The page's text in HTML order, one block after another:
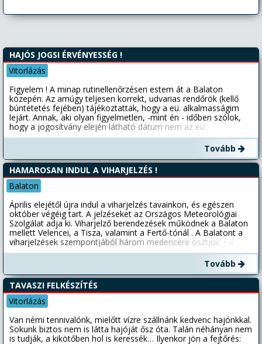
HAJÓS JOGSI ÉRVÉNYESSÉG !
Vitorlázás
Figyelem ! A minap rutinellenőrzésen estem át a Balaton
közepén. Az amúgy teljesen korrekt, udvarias rendőrök (kellő
búntetetés fejében) tájékoztattak, hogy a eü. alkalmasságim
lejárt. Annak, aki olyan figyelmetlen, -mint én - időben szólok,
hogy a jogosítvány elején látható dátum nem az eü
alkalmasság lejárata!!!! jó szelet Bandesz
Tovább
HAMAROSAN INDUL A VIHARJELZÉS !
Balaton
Április elejétől újra indul a viharjelzés tavainkon, és egészen
október végéig tart. A jelzéseket az Országos Meteorológiai
Szolgálat adja ki. Viharjelző berendezések működnek a Balaton
mellett Velencei, a Tisza, valamint a Fertő-tónál . A Balatont a
viharjelzések szempontjából három medencére osztjuk: • a
Tihanyi-félszigettől keletre lévő keleti medencére. • a Fonyód és
Tihany közötti középső medencére és • a Keszthelytől a
Badacsony-Fonyód szorosig tartó nyugati medencére, A
viharjelzés fokozatai medencénként eltérő is lehet a Balatonon.
A többi tó esetében csak egy vihar jelzés lehet érvényben. • I.
fokú viharjelzés – percenként 45 fényfelvillanás, a várható
maximális széllökések sebesség eléri 40-60 kilométer/óra
sebességet . A parttól 500 méternél távolabb úszni, csónakkal,
mási vizi eszközzel nem szabad menni. • II. fokú viharjelzés –
percenként 90 fényfelvillanás, széllökések sebessége
Tovább
TAVASZI FELKÉSZÍTÉS
Vitorlázás
Van némi tennivalónk, mielőtt vízre szállnánk kedvenc hajónkkal.
Sokunk biztos nem is látta hajóját ősz óta. Talán néhányan nem
is tudják, a kikötőben hol is keressék… Ilyenkor jön a fejtőrés: